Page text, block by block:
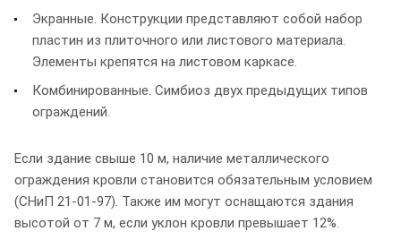
Экранные. Конструкции представляют собой набор
пластин из плиточного или листового материала.
Элементы крепятся на листовом каркасе.
Комбинированные. Симбиоз двух предыдущих типов
ограждений.
Если здание свыше 10 м, наличие металлического
ограждения кровли становится обязательным условием
(СНиП 21-01-97). Также им могут оснащаются здания
высотой от 7 м, если уклон кровли превышает 12%.